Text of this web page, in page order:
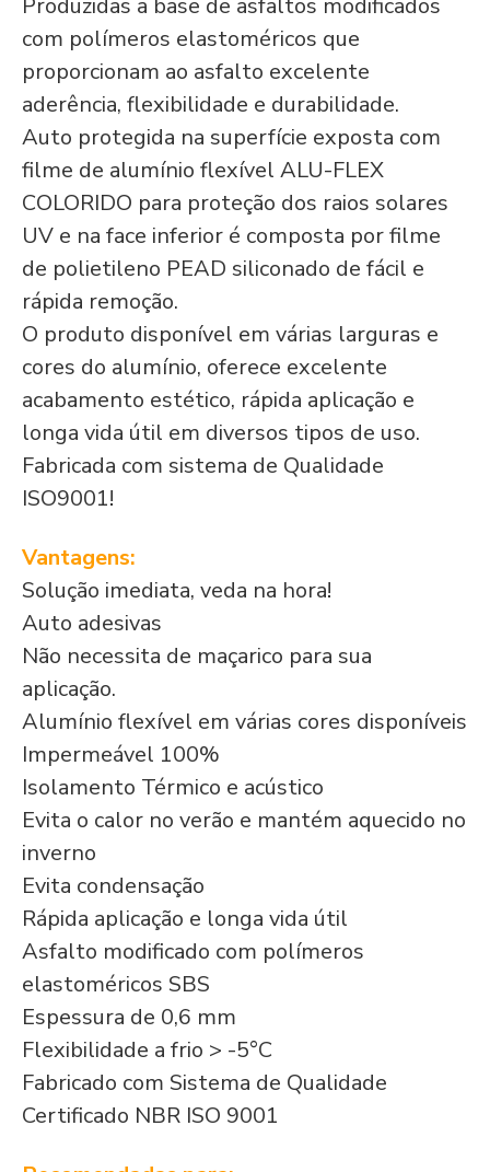
Produzidas a base de asfaltos modificados
com polímeros elastoméricos que
proporcionam ao asfalto excelente
aderência, flexibilidade e durabilidade.
Auto protegida na superfície exposta com
filme de alumínio flexível ALU-FLEX
COLORIDO para proteção dos raios solares
UV e na face inferior é composta por filme
de polietileno PEAD siliconado de fácil e
rápida remoção.
O produto disponível em várias larguras e
cores do alumínio, oferece excelente
acabamento estético, rápida aplicação e
longa vida útil em diversos tipos de uso.
Fabricada com sistema de Qualidade
ISO9001!
Vantagens:
Solução imediata, veda na hora!
Auto adesivas
Não necessita de maçarico para sua
aplicação.
Alumínio flexível em várias cores disponíveis
Impermeável 100%
Isolamento Térmico e acústico
Evita o calor no verão e mantém aquecido no
inverno
Evita condensação
Rápida aplicação e longa vida útil
Asfalto modificado com polímeros
elastoméricos SBS
Espessura de 0,6 mm
Flexibilidade a frio > -5°C
Fabricado com Sistema de Qualidade
Certificado NBR ISO 9001